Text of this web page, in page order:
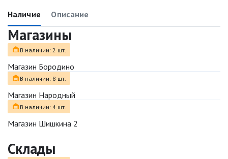
Наличие Описание
Магазины
В наличии: 2 шт.
Магазин Бородино
В наличии: 8 шт.
Магазин Народный
В наличии: 4 шт.
Магазин Шишкина 2
Склады